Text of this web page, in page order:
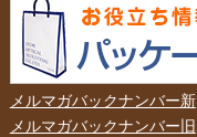
メルマガバックナンバー新
メルマガバックナンバー旧